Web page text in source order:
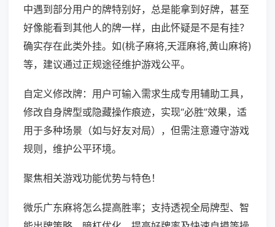
中遇到部分用户的牌特别好，总是能拿到好牌，甚至
好像能看到其他人的牌一样，由此怀疑是不是有挂？
确实存在此类外挂。如(桃子麻将,天涯麻将,黄山麻将)
等，建议通过正规途径维护游戏公平。
自定义修改牌：用户可输入需求生成专用辅助工具，
修改自身牌型或隐藏操作痕迹，实现“必胜”效果，适
用于多种场景（如与好友对局），但需注意遵守游戏
规则，维护公平环境。
聚焦相关游戏功能优势与特色！
微乐广东麻将怎么提高胜率；支持透视全局牌型、智